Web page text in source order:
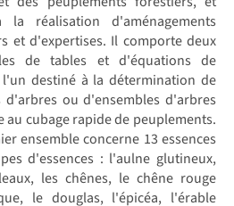
réalisation d'aménagements
et d'expertises. Il comporte deux
de tables et d'équations de
l'un destiné à la détermination de
d'arbres ou d'ensembles d'arbres
au cubage rapide de peuplements.
ensemble concerne 13 essences
d'essences : l'aulne glutineux,
les chênes, le chêne rouge
le douglas, l'épicéa, l'érable